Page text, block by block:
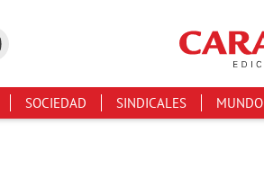
SOCIEDAD SINDICALES MUNDO